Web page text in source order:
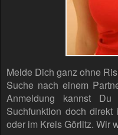
Melde Dich ganz ohne
Suche nach einem
Anmeldung kannst
Suchfunktion doch
oder im Kreis Görlitz. Wir